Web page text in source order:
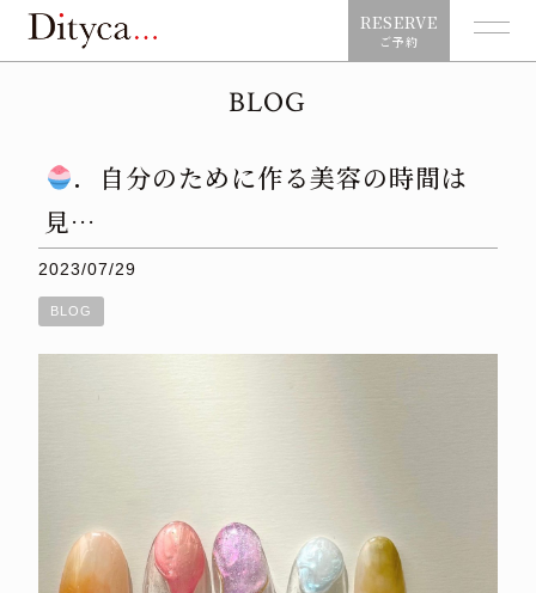
RESERVE
ご予約
BLOG
．自分のために作る美容の時間は
見…
2023/07/29
BLOG